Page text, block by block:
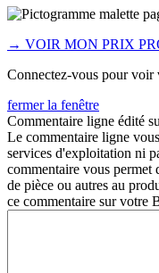
→ VOIR MON PRIX
Connectez-vous pour voir
fermer la fenêtre
Commentaire ligne édité
Le commentaire ligne
services d'exploitation ni
commentaire vous permet
de pièce ou autres au
ce commentaire sur votre